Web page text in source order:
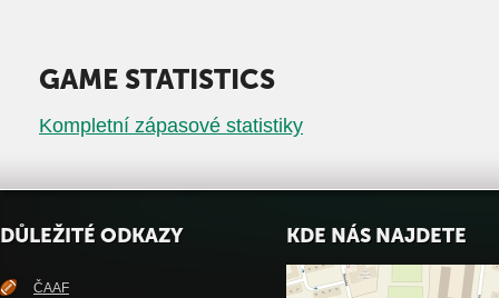
GAME STATISTICS
Kompletní zápasové statistiky
DŮLEŽITÉ ODKAZY
ČAAF
KDE NÁS NAJDETE